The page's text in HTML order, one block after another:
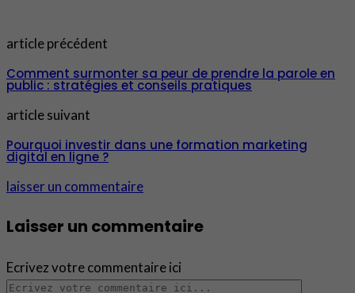
article précédent
Comment surmonter sa peur de prendre la parole en
public : stratégies et conseils pratiques
article suivant
Pourquoi investir dans une formation marketing
digital en ligne ?
laisser un commentaire
Laisser un commentaire
Ecrivez votre commentaire ici